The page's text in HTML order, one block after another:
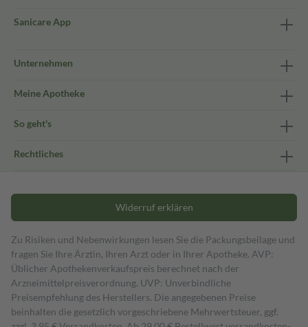
Sanicare App
Unternehmen
Meine Apotheke
So geht's
Rechtliches
Widerruf erklären
Zu Risiken und Nebenwirkungen lesen Sie die Packungsbeilage und
fragen Sie Ihre Ärztin, Ihren Arzt oder in Ihrer Apotheke. AVP:
Üblicher Apothekenverkaufspreis berechnet nach der
Arzneimittelpreisverordnung. UVP: Unverbindliche
Preisempfehlung des Herstellers. Die angegebenen Preise
beinhalten die gesetzlich vorgeschriebene Mehrwertsteuer, ggf.